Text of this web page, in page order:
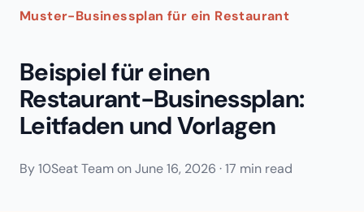
Muster-Businessplan für ein Restaurant
Beispiel für einen
Restaurant-Businessplan:
Leitfaden und Vorlagen
By10Seat TeamonJune 16, 2026 ·17 min read